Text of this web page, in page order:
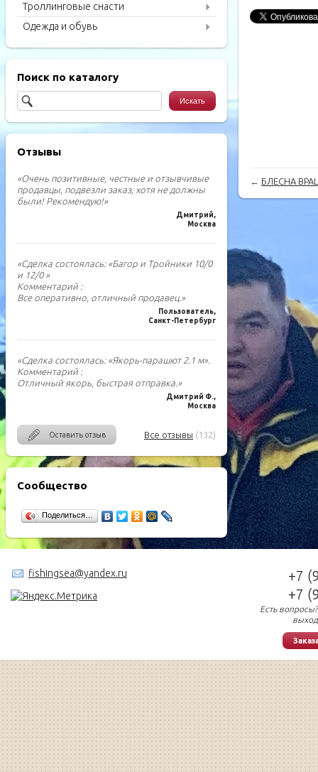
Троллинговые снасти
Одежда и обувь
Поиск по каталогу
Отзывы
«Очень позитивные, честные и отзывчивые
продавцы, подвезли заказ, хотя не должны
были! Рекомендую!»
Дмитрий,
Москва
«Сделка состоялась: «Багор и Тройники 10/0
и 12/0 »
Комментарий :
Все оперативно, отличный продавец.»
Пользователь,
Санкт-Петербург
«Сделка состоялась: «Якорь-парашют 2.1 м».
Комментарий :
Отличный якорь, быстрая отправка.»
Дмитрий Ф.,
Москва
Оставить отзыв Все отзывы (132)
Сообщество
Поделиться…
← БЛЕСНА
fishingsea@yandex.ru
+7
+7
Есть